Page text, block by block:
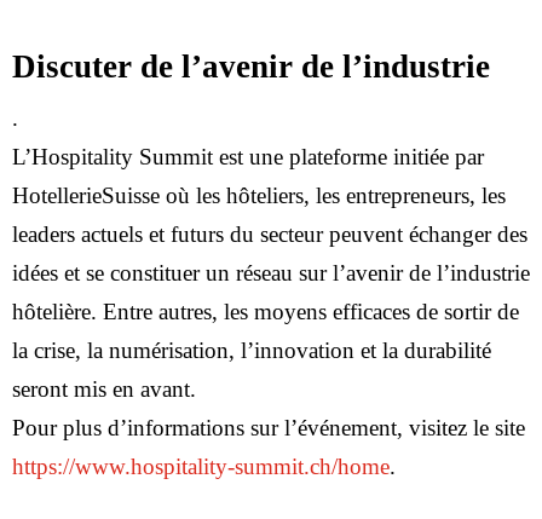
Discuter de l’avenir de l’industrie
.
L’Hospitality Summit est une plateforme initiée par
HotellerieSuisse où les hôteliers, les entrepreneurs, les
leaders actuels et futurs du secteur peuvent échanger des
idées et se constituer un réseau sur l’avenir de l’industrie
hôtelière. Entre autres, les moyens efficaces de sortir de
la crise, la numérisation, l’innovation et la durabilité
seront mis en avant.
Pour plus d’informations sur l’événement, visitez le site
https://www.hospitality-summit.ch/home.